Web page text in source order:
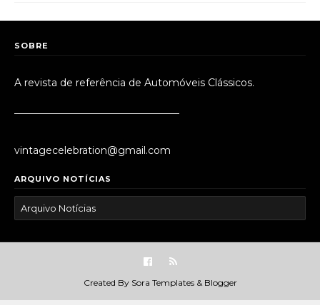
SOBRE
A revista de referência de Automóveis Clássicos.
vintagecelebration@gmail.com
ARQUIVO NOTÍCIAS
Created By Sora Templates& Blogger